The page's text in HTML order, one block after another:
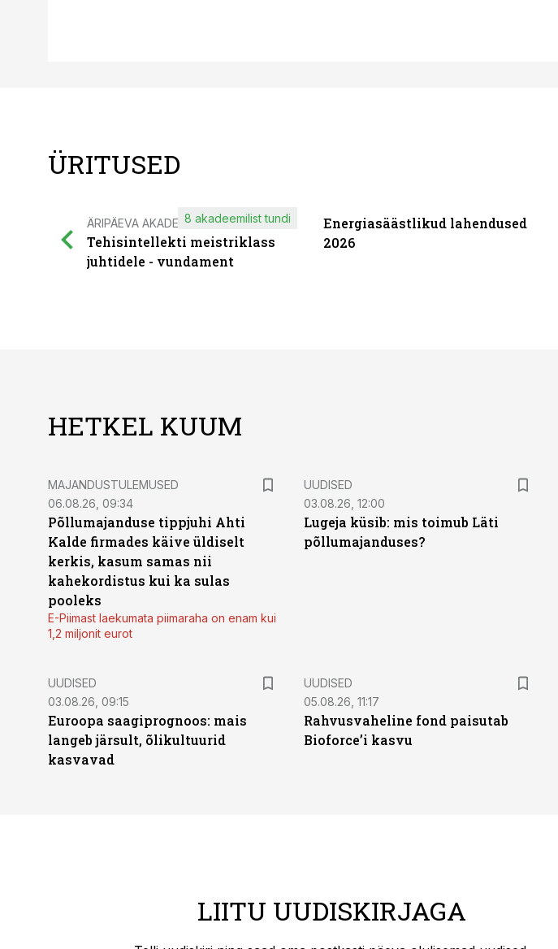
ÜRITUSED
ÄRIPÄEVA AKADEEMIA
Tehisintellekti meistriklass
juhtidele - vundament
8 akadeemilist tundi
Energiasäästlikud lahendused
2026
HETKEL KUUM
MAJANDUSTULEMUSED
06.08.26, 09:34
Põllumajanduse tippjuhi Ahti
Kalde firmades käive üldiselt
kerkis, kasum samas nii
kahekordistus kui ka sulas
pooleks
E-Piimast laekumata piimaraha on enam kui
1,2 miljonit eurot
UUDISED
03.08.26, 12:00
Lugeja küsib: mis toimub Läti
põllumajanduses?
UUDISED
03.08.26, 09:15
Euroopa saagiprognoos: mais
langeb järsult, õlikultuurid
kasvavad
UUDISED
05.08.26, 11:17
Rahvusvaheline fond paisutab
Bioforce’i kasvu
LIITU UUDISKIRJAGA